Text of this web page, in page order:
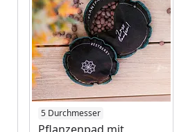
5 Durchmesser
Produkt am Lager